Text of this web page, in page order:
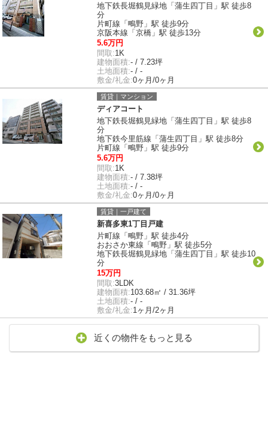
地下鉄長堀鶴見緑地「蒲生四丁目」駅 徒歩8
分
片町線「鴫野」駅 徒歩9分
京阪本線「京橋」駅 徒歩13分
5.6万円
間取:1K
建物面積:- / 7.23坪
土地面積:- / -
敷金/礼金:0ヶ月/0ヶ月
賃貸｜マンション
ディアコート
地下鉄長堀鶴見緑地「蒲生四丁目」駅 徒歩8
分
地下鉄今里筋線「蒲生四丁目」駅 徒歩8分
片町線「鴫野」駅 徒歩9分
5.6万円
間取:1K
建物面積:- / 7.38坪
土地面積:- / -
敷金/礼金:0ヶ月/0ヶ月
賃貸｜一戸建て
新喜多東1丁目戸建
片町線「鴫野」駅 徒歩4分
おおさか東線「鴫野」駅 徒歩5分
地下鉄長堀鶴見緑地「蒲生四丁目」駅 徒歩10
分
15万円
間取:3LDK
建物面積:103.68㎡ / 31.36坪
土地面積:- / -
敷金/礼金:1ヶ月/2ヶ月
近くの物件をもっと見る